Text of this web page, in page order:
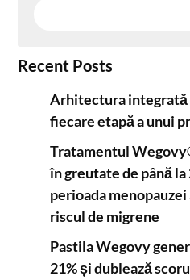
Recent Posts
Arhitectura integrată
fiecare etapă a unui
Tratamentul
în greutate de până la
perioada
riscul de migrene
Pastila Wegovy
21% și dublează